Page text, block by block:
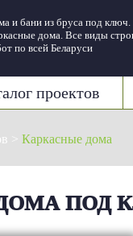
и бани из бруса под ключ.
дома. Все виды
по всей Беларуси
проектов
> Каркасные дома
ПОД